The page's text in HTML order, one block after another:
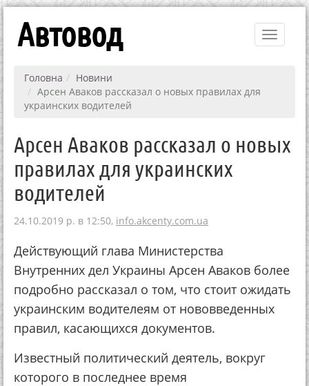
Toggle
Автовод
Головна
Новини
Арсен Аваков рассказал о новых правилах для
украинских водителей
Арсен Аваков рассказал о новых
правилах для украинских
водителей
24.10.2019 р. в 12:50, info.akcenty.com.ua
Действующий глава Министерства
Внутренних дел Украины Арсен Аваков более
подробно рассказал о том, что стоит ожидать
украинским водителеям от нововведенных
правил, касающихся документов.
Известный политический деятель, вокруг
которого в последнее время